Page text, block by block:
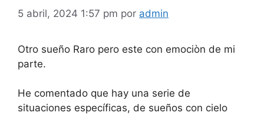
5 abril, 2024 1:57 pm por admin
Otro sueño Raro pero este con emociòn de mi
parte.
He comentado que hay una serie de
situaciones específicas, de sueños con cielo